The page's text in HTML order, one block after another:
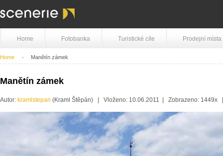
Home Fotobanka Turistické cíle Prodejní místa
Home Manětín zámek
Manětín zámek
Autor: kramlstepan (Kraml Štěpán) | Vloženo: 10.06.2011 | Zobrazeno: 1449x